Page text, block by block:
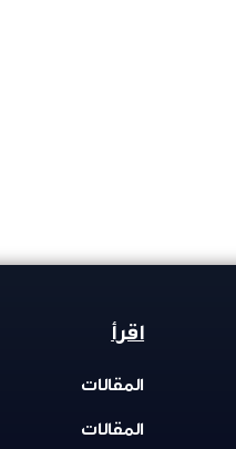
اقرأ
المقالات
المقالات